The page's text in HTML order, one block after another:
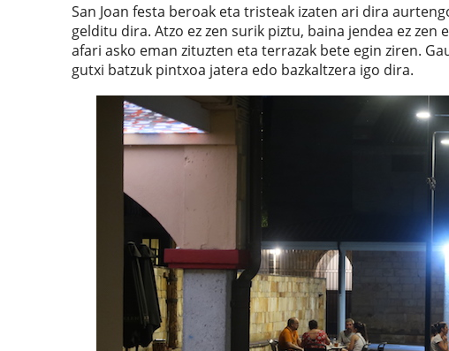
San Joan festa beroak eta tristeak izaten ari dira
gelditu dira. Atzo ez zen surik piztu, baina jendea ez
afari asko eman zituzten eta terrazak bete egin ziren.
gutxi batzuk pintxoa jatera edo bazkaltzera igo dira.